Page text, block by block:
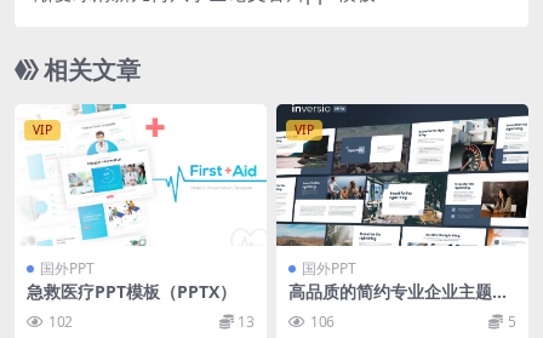
相关文章
VIP
国外PPT
急救医疗PPT模板（PPTX）
102 13
VIP
国外PPT
高品质的简约专业企业主题po
werpoint幻灯片演示模板（p
ptx）
106 5